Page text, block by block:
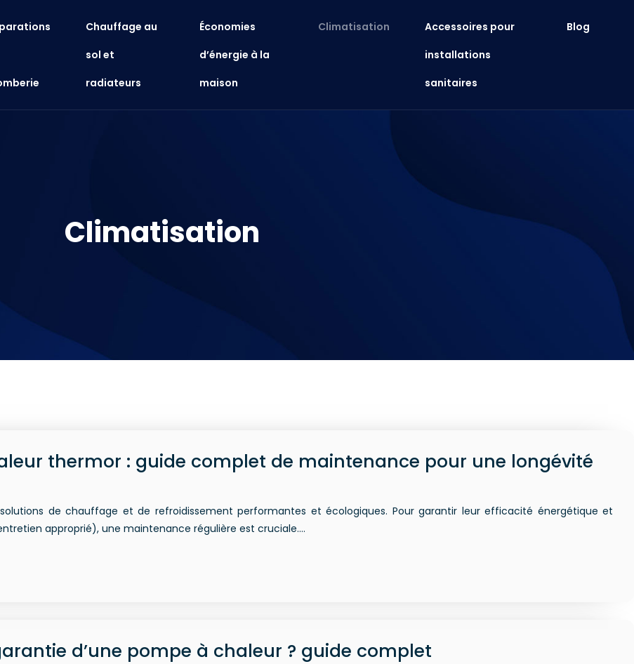
Chauffage au
sol et
radiateurs
Économies
d’énergie à la
maison
Climatisation
Accessoires pour
installations
sanitaires
Blog
Climatisation
thermor : guide complet de maintenance pour une longévité
de chauffage et de refroidissement performantes et écologiques. Pour garantir leur efficacité énergétique et
approprié), une maintenance régulière est cruciale….
d’une pompe à chaleur ? guide complet